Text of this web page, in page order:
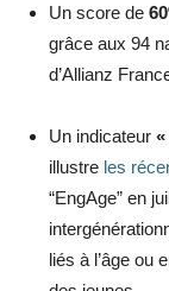
Un score de
grâce aux 94
d’Allianz
Un indicateur
illustre les
“EngAge” en
liés à l’âge ou